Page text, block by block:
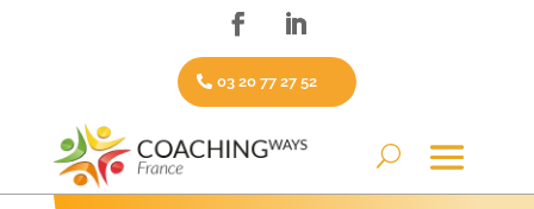
03 20 77 27 52